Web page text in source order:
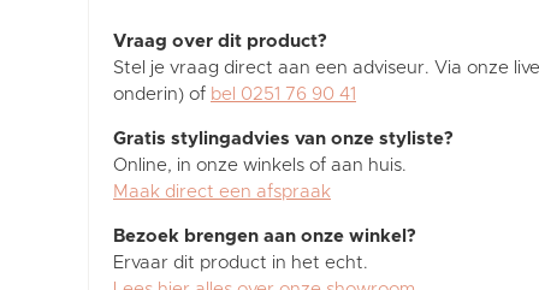
Vraag over dit product?
Stel je vraag direct aan een adviseur. Via onze
onderin) of bel 0251 76 90 41
Gratis stylingadvies van onze styliste?
Online, in onze winkels of aan huis.
Maak direct een afspraak
Bezoek brengen aan onze winkel?
Ervaar dit product in het echt.